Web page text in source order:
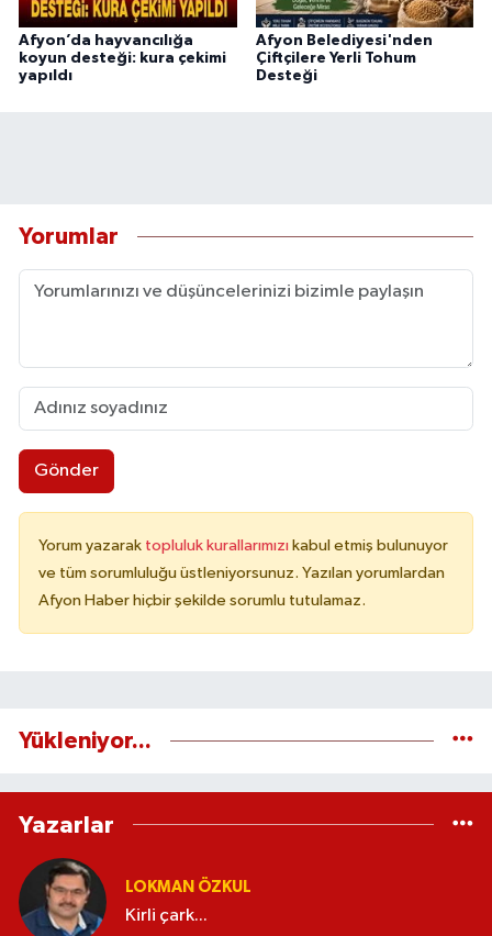
Afyon’da hayvancılığa
koyun desteği: kura çekimi
yapıldı
Afyon Belediyesi'nden
Çiftçilere Yerli Tohum
Desteği
Yorumlar
Gönder
Yorum yazarak topluluk kurallarımızı kabul etmiş bulunuyor
ve tüm sorumluluğu üstleniyorsunuz. Yazılan yorumlardan
Afyon Haber hiçbir şekilde sorumlu tutulamaz.
Yükleniyor...
Yazarlar
LOKMAN ÖZKUL
Kirli çark...